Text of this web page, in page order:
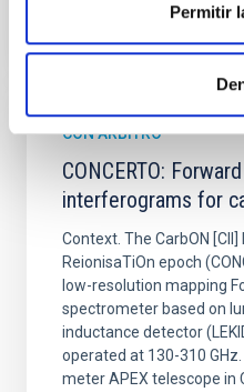
Permitir
NÚMERO DE CITAS 0
CON ÁRBITRO
CONCERTO:
interferograms for
Context. The CarbON
ReionisaTiOn epoch
low-resolution mapping
spectrometer based on
inductance detector
operated at 130-310
meter APEX telescope in